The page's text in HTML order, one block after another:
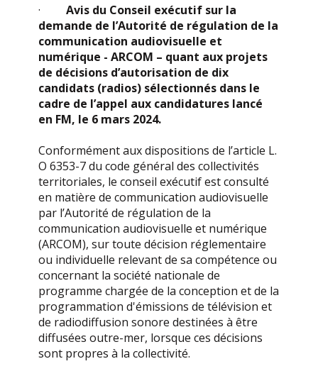
·Avis du Conseil exécutif sur la
demande de l’Autorité de régulation de la
communication audiovisuelle et
numérique - ARCOM – quant aux projets
de décisions d’autorisation de dix
candidats (radios) sélectionnés dans le
cadre de l’appel aux candidatures lancé
en FM, le 6 mars 2024.
Conformément aux dispositions de l’article L.
O 6353-7 du code général des collectivités
territoriales, le conseil exécutif est consulté
en matière de communication audiovisuelle
par l’Autorité de régulation de la
communication audiovisuelle et numérique
(ARCOM), sur toute décision réglementaire
ou individuelle relevant de sa compétence ou
concernant la société nationale de
programme chargée de la conception et de la
programmation d'émissions de télévision et
de radiodiffusion sonore destinées à être
diffusées outre-mer, lorsque ces décisions
sont propres à la collectivité.